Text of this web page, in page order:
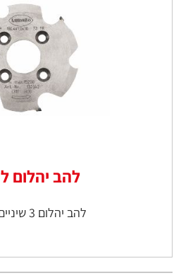
להב יהלום ל CNC
להב יהלום 3 שיניים לשימוש